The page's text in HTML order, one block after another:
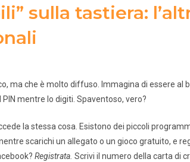
sulla tastiera:
ma che è molto diffuso. Immagina di essere al
mentre lo digiti. Spaventoso, vero?
la stessa cosa. Esistono dei piccoli
scarichi un allegato o un gioco gratuito, e
Registrata. Scrivi il numero della carta di